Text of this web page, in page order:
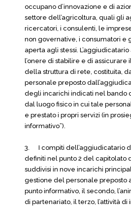
occupano d’innovazione e di
settore dell’agricoltura, quali gli
ricercatori, i consulenti, le
non governative, i consumatori e
aperta agli stessi.
l’onere di stabilire e di assicurare
della struttura di rete, costituita,
personale preposto
degli incarichi indicati nel bando
dal luogo fisico in cui tale
e prestato i propri servizi (in
informativo”).
3. I compiti dell’aggiudicatario
definiti nel punto 2 del capitolato
suddivisi in nove incarichi
gestione del personale preposto
punto informativo, il secondo,
di partenariato, il terzo, l’attività